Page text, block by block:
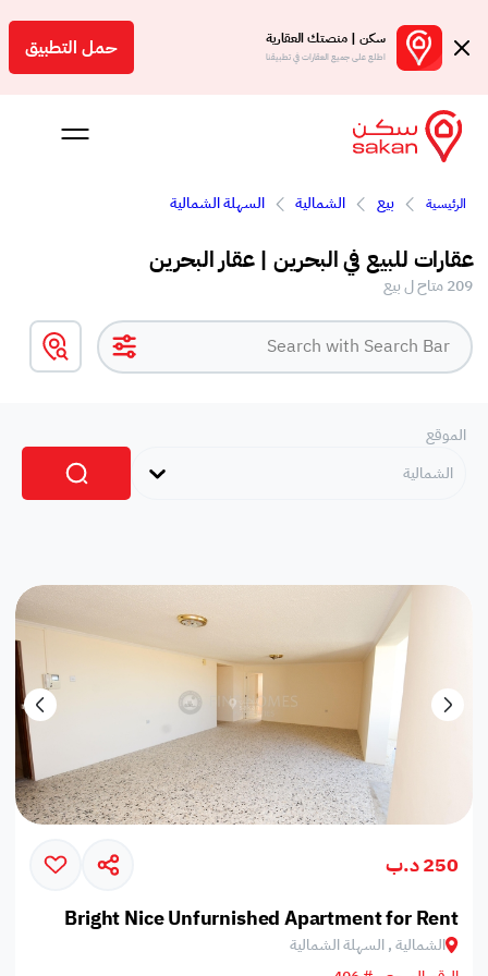
سكن | منصتك العقارية
اطلع على جميع العقارات في تطبيقنا حمل التطبيق
بالعمولة
الرئيسية بيع الشمالية السهلة الشمالية
عقارات للبيع في البحرين | عقار البحرين
209 متاح ل بيع
الموقع
الشمالية
250 د.ب
Bright Nice Unfurnished Apartment for Rent
الشمالية , السهلة الشمالية